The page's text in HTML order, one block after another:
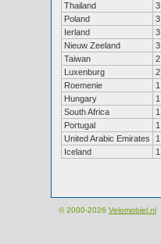
Thailand
3
Poland
3
Ierland
3
Nieuw Zeeland
3
Taiwan
2
Luxenburg
2
Roemenie
1
Hungary
1
South Africa
1
Portugal
1
United Arabic Emirates
1
Iceland
1
© 2000-2026 Velomobiel.nl